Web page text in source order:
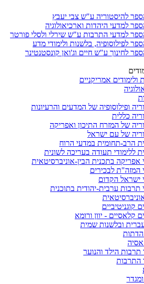
להיסטוריה ע"ש צבי יעבץ
למדעי היהדות וארכיאולוגיה
למדעי התרבות ע"ש שירלי ולסלי פורטר
לפילוסופיה, בלשנות ולימודי מדע
לחינוך ע"ש חיים וג'ואן קונסטנטינר
ולימודים אמריקניים
ופילוסופיה של המדעים והרעיונות
כללית
של המזרח התיכון ואפריקה
של עם ישראל
הרב-תחומית במדעי הרוח
ללימודי תעודה בעריכה לשונית
אפריקה בתכנית הבין-אוניברסיטאית
המזה"ת לבכירים
ישראל הקדום
תרבות ערבית-יהודית בתוכנית
קוגניטיביים
קלאסיים - יוון ורומא
ובלשנות שמית
הילד והנוער
התרבות